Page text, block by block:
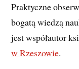
Praktyczne
bogatą wiedzą
jest współautor
w Rzeszowie.